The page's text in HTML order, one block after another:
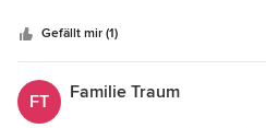
unseren Gästen bekommen.
sauber und ordentlich
wieder beauftragen.
Gefällt mir (1)
FT Familie Traum